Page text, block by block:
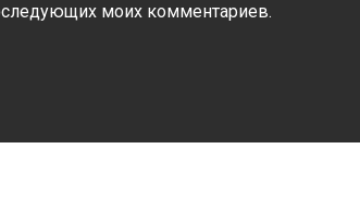
моих комментариев.